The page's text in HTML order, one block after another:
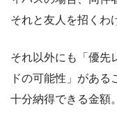
それと友人を招くわ
それ以外にも「優先
ドの可能性」がある
十分納得できる金額。